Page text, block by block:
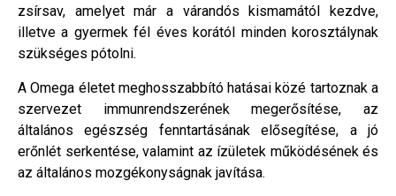
zsírsav, amelyet már a várandós kismamától kezdve,
illetve a gyermek fél éves korától minden korosztálynak
szükséges pótolni.
A Omega életet meghosszabbító hatásai közé tartoznak a
szervezet immunrendszerének megerősítése, az
általános egészség fenntartásának elősegítése, a jó
erőnlét serkentése, valamint az ízületek működésének és
az általános mozgékonyságnak javítása.